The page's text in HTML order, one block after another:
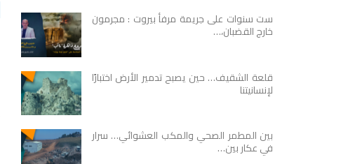
ست سنوات على جريمة مرفأ بيروت : مجرمون
خارج القضبان،…
قلعة الشقيف… حين يصبح تدمير الأرض اختبارًا
لإنسانيتنا
بين المطمر الصحي والمكب العشوائي… سرار
في عكار بين…